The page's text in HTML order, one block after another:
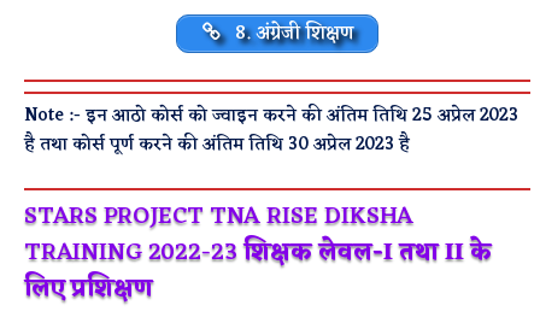
8. अंग्रेजी शिक्षण
Note :- इन आठो कोर्स को ज्वाइन करने की अंतिम तिथि 25 अप्रेल 2023
है तथा कोर्स पूर्ण करने की अंतिम तिथि 30 अप्रेल 2023 है
STARS PROJECT TNA RISE DIKSHA
TRAINING 2022-23शिक्षक लेवल-I तथा II के
लिए प्रशिक्षण